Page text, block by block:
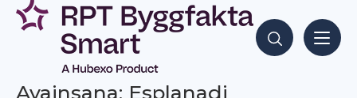
Siirry
sisältöön
Hae sisältöjä
Avainsana: Esplanadi